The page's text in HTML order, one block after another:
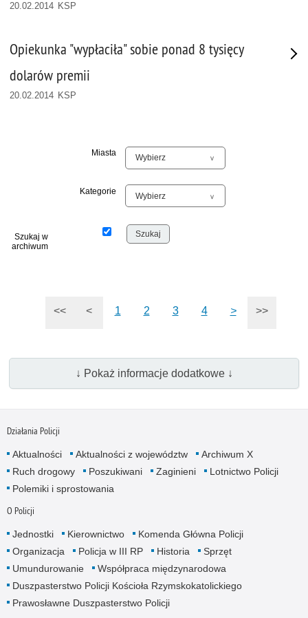
20.02.2014 KSP
Opiekunka "wypłaciła" sobie ponad 8 tysięcy
dolarów premii
20.02.2014 KSP
Miasta
Kategorie
Szukaj w
archiwum
<< < 1 2 3 4 > >>
↓ Pokaż informacje dodatkowe ↓
Działania Policji
Aktualności Aktualności z województw
Archiwum X
Ruch drogowy
Poszukiwani Zaginieni
Lotnictwo Policji
Polemiki i sprostowania
O Policji
Jednostki Kierownictwo
Komenda Główna Policji
Organizacja
Policja w III RP Historia
Sprzęt
Umundurowanie
Współpraca międzynarodowa
Duszpasterstwo Policji Kościoła Rzymskokatolickiego
Prawosławne Duszpasterstwo Policji